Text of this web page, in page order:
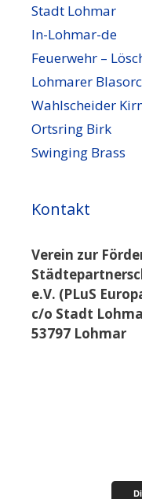
Stadt Lohmar
In-Lohmar-de
Feuerwehr –
Lohmarer
Wahlscheider
Ortsring Birk
Swinging Brass
Kontakt
Verein zur
e.V. (PLuS
c/o Stadt
53797 Lohmar